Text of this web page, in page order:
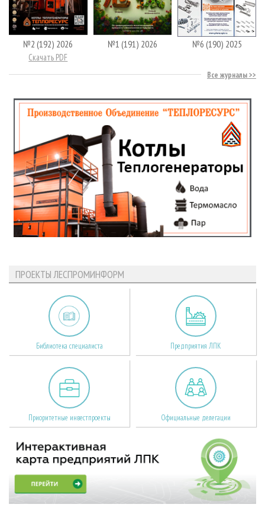
№2 (192) 2026
Скачать PDF
№1 (191) 2026 №6 (190) 2025
Все журналы
ПРОЕКТЫ ЛЕСПРОМИНФОРМ
Библиотека специалиста Предприятия ЛПК
Приоритетные инвестпроекты Официальные делегации